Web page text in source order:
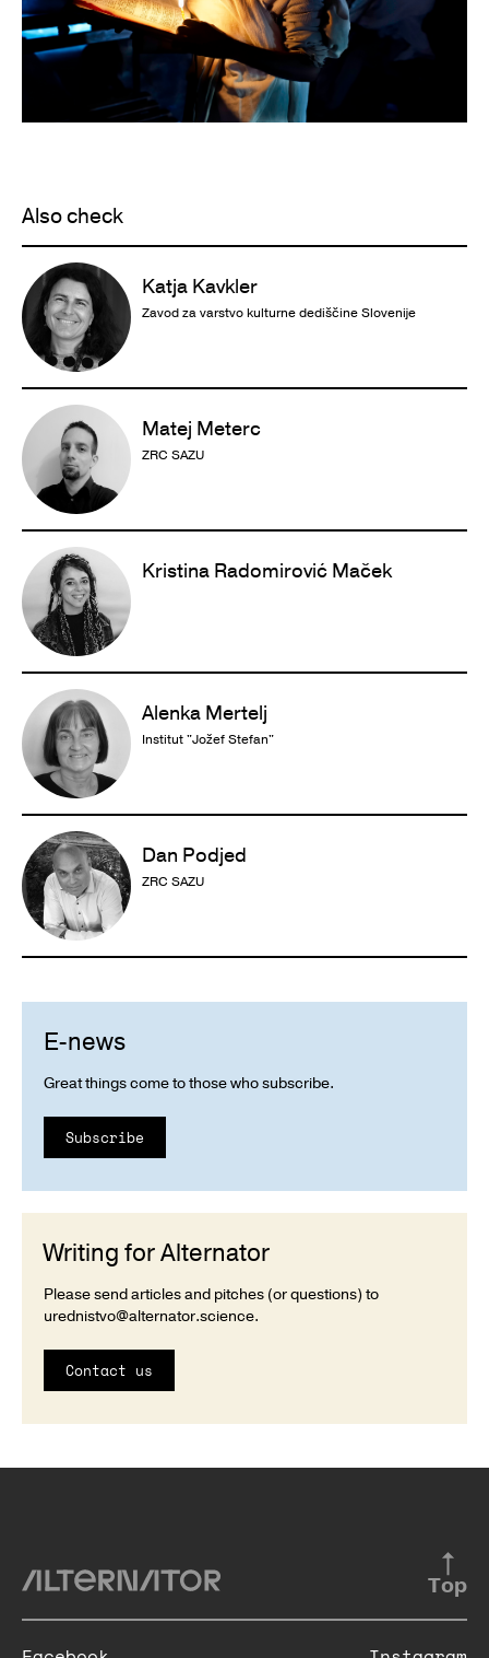
Also check
Katja Kavkler
Zavod za varstvo kulturne dediščine Slovenije
Matej Meterc
ZRC SAZU
Kristina Radomirović Maček
Alenka Mertelj
Institut "Jožef Stefan"
Dan Podjed
ZRC SAZU
E-news
Great things come to those who subscribe.
Subscribe
Writing for Alternator
Please send articles and pitches (or questions) to
urednistvo@alternator.science.
Contact us
Top